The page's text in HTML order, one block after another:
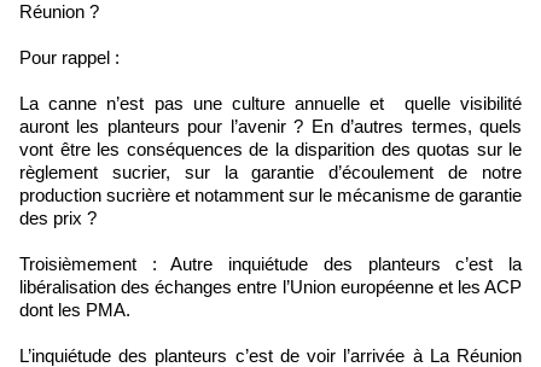
Réunion ?
Pour rappel :
La canne n’est pas une culture annuelle et quelle visibilité
auront les planteurs pour l’avenir ? En d’autres termes, quels
vont être les conséquences de la disparition des quotas sur le
règlement sucrier, sur la garantie d’écoulement de notre
production sucrière et notamment sur le mécanisme de garantie
des prix ?
Troisièmement : Autre inquiétude des planteurs c’est la
libéralisation des échanges entre l’Union européenne et les ACP
dont les PMA.
L’inquiétude des planteurs c’est de voir l’arrivée à La Réunion